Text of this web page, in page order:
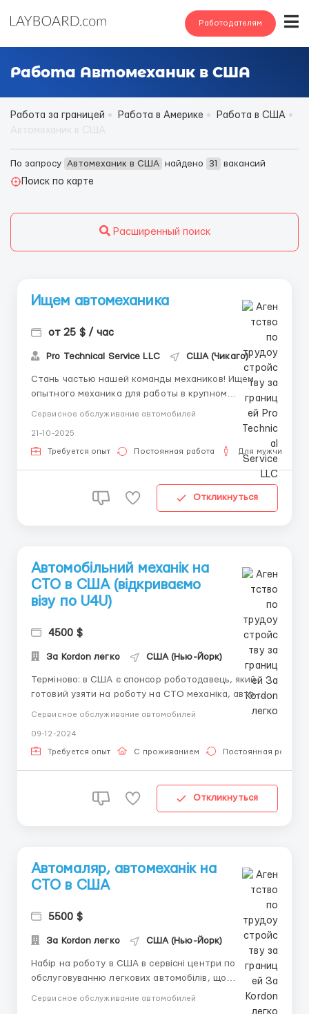
Работодателям
Работа Автомеханик в США
Работа за границей Работа в Америке
Работа в США
По запросу Автомеханик в США найдено 31
вакансий
Поиск по карте
Расширенный поиск
Ищем автомеханика
от 25 $ / час
Pro Technical Service LLC США (Чикаго)
Стань частью нашей команды механиков! Ищем
опытного механика для работы в крупном
сервисном центре. Локация: Чикаго, Нейпервилл.
Обязанности: диагностика, ремонт и техническое
обслуживание грузовых и легковых автомобилей.
Требования: опыт работы от 2 лет, знание
Сервисное обслуживание автомобилей
21-10-2025
Требуется опыт Постоянная работа Для мужчин
Откликнуться
Автомобільний механік на
СТО в США (відкриваємо
візу по U4U)
4500 $
За Kordon легко США (Нью-Йорк)
Терміново: в США є спонсор роботодавець, який
готовий узяти на роботу на СТО механіка, авто-
електрика та спеціаліста з малярних і кузовних
оформлення документів по програмі U4U для всіх
членів сім'ї кандидата - дружини та дітей❗️ Умови
Сервисное обслуживание автомобилей
09-12-2024
Требуется опыт С проживанием Постоянная работа
Откликнуться
Автомаляр, автомеханік на
СТО в США
5500 $
За Kordon легко США (Нью-Йорк)
Набір на роботу в США в сервісні центри по
обслуговуванню легкових автомобілів, що
Сервисное обслуживание автомобилей